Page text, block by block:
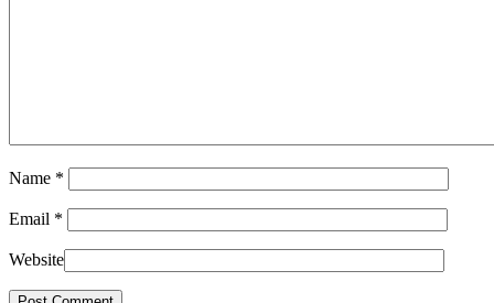
Name *
Email *
Website